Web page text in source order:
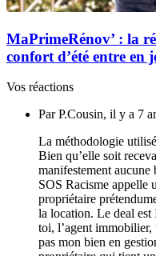
MaPrimeRénov’ : la
confort d’été entre en
Vos réactions
Par P.Cousin, il y a 7
La méthodologie
Bien qu’elle soit
manifestement
SOS Racisme appelle
propriétaire
la location. Le deal est
toi, l’agent immobilier,
pas mon bien en